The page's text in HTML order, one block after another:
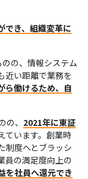
でき、組織変革に
の、情報システム
近い距離で業務を
ら働けるため、自
、 2021年に東証
ています。創業時
制度へとブラッシ
員の満足度向上の
を社員へ還元でき